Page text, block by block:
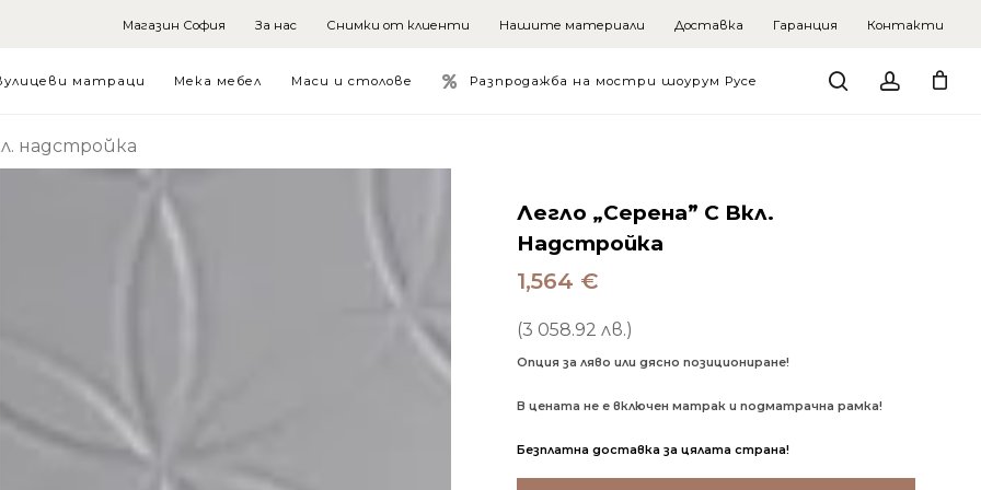
Магазин София За нас Снимки от клиенти Нашите материали Доставка Гаранция Контакти
матраци Мека мебел Маси и столове Разпродажба на мостри шоурум Русе searchaccount
надстройка
Легло „Серена” С Вкл.
Надстройка
1,564 €
(3 058.92 лв.)
Опция за ляво или дясно позициониране!
В цената не е включен матрак и подматрачна рамка!
Безплатна доставка за цялата страна!